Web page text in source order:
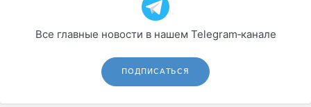
Все главные новости в нашем Telegram‑канале
ПОДПИСАТЬСЯ